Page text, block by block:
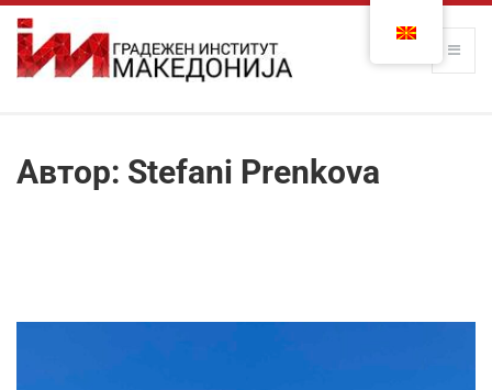
Автор: Stefani Prenkova